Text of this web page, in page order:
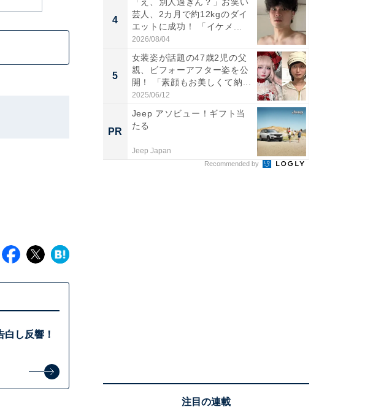
し反響！
4
芸人、2カ月で約12kgのダイ
エットに成功！ 「イケメ...
2026/08/04
5
女装姿が話題の47歳2児の父
親、ビフォーアフター姿を公
開！ 「素顔もお美しくて納...
2025/06/12
PR
Jeep アソビュー！ギフト当
たる
Jeep Japan
Recommended by
注目の連載